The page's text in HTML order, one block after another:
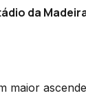
da
maior